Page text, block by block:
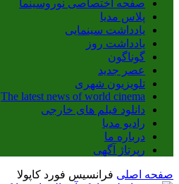
صفحه اختصاصی نوروسینما
پلاس مدیا
یادداشت سینمایی
یادداشت روز
گوناگون
عصر جدید
تلویزیون شهری
The latest news of world cinema
دانلود فیلم های خارجی
رادیو مدیا
درباره ما
رپرتاژ آگهی
صفحه اصلی فرانسیس فورد کاپولا